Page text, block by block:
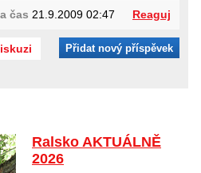
čas 21.9.2009 02:47 Reaguj
Přidat nový příspěvek
Ralsko AKTUÁLNĚ
2026